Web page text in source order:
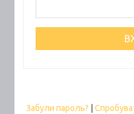
Забули пароль?